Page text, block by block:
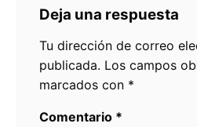
Deja una respuesta
Tu dirección de correo
publicada. Los campos
marcados con *
Comentario *